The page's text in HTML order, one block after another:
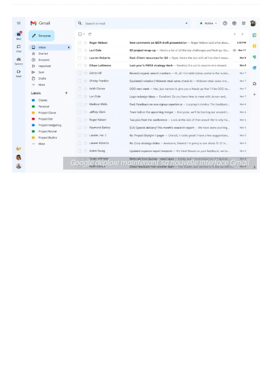
Google déploie maintenant sa nouvelle interface Gmail